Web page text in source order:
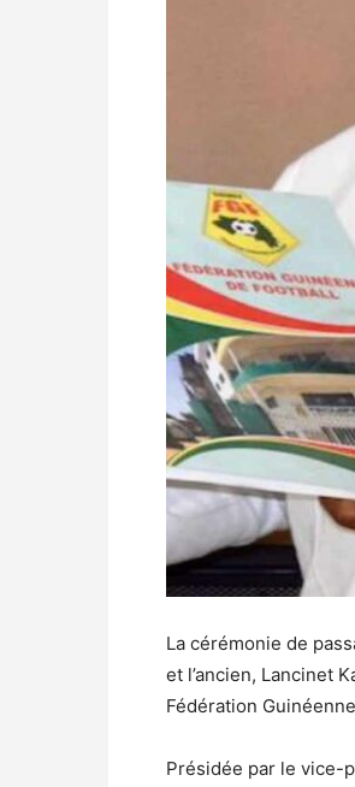
La cérémonie de
et l’ancien, Lancinet
Fédération
Présidée par le vice-